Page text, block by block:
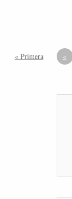
« Primera «